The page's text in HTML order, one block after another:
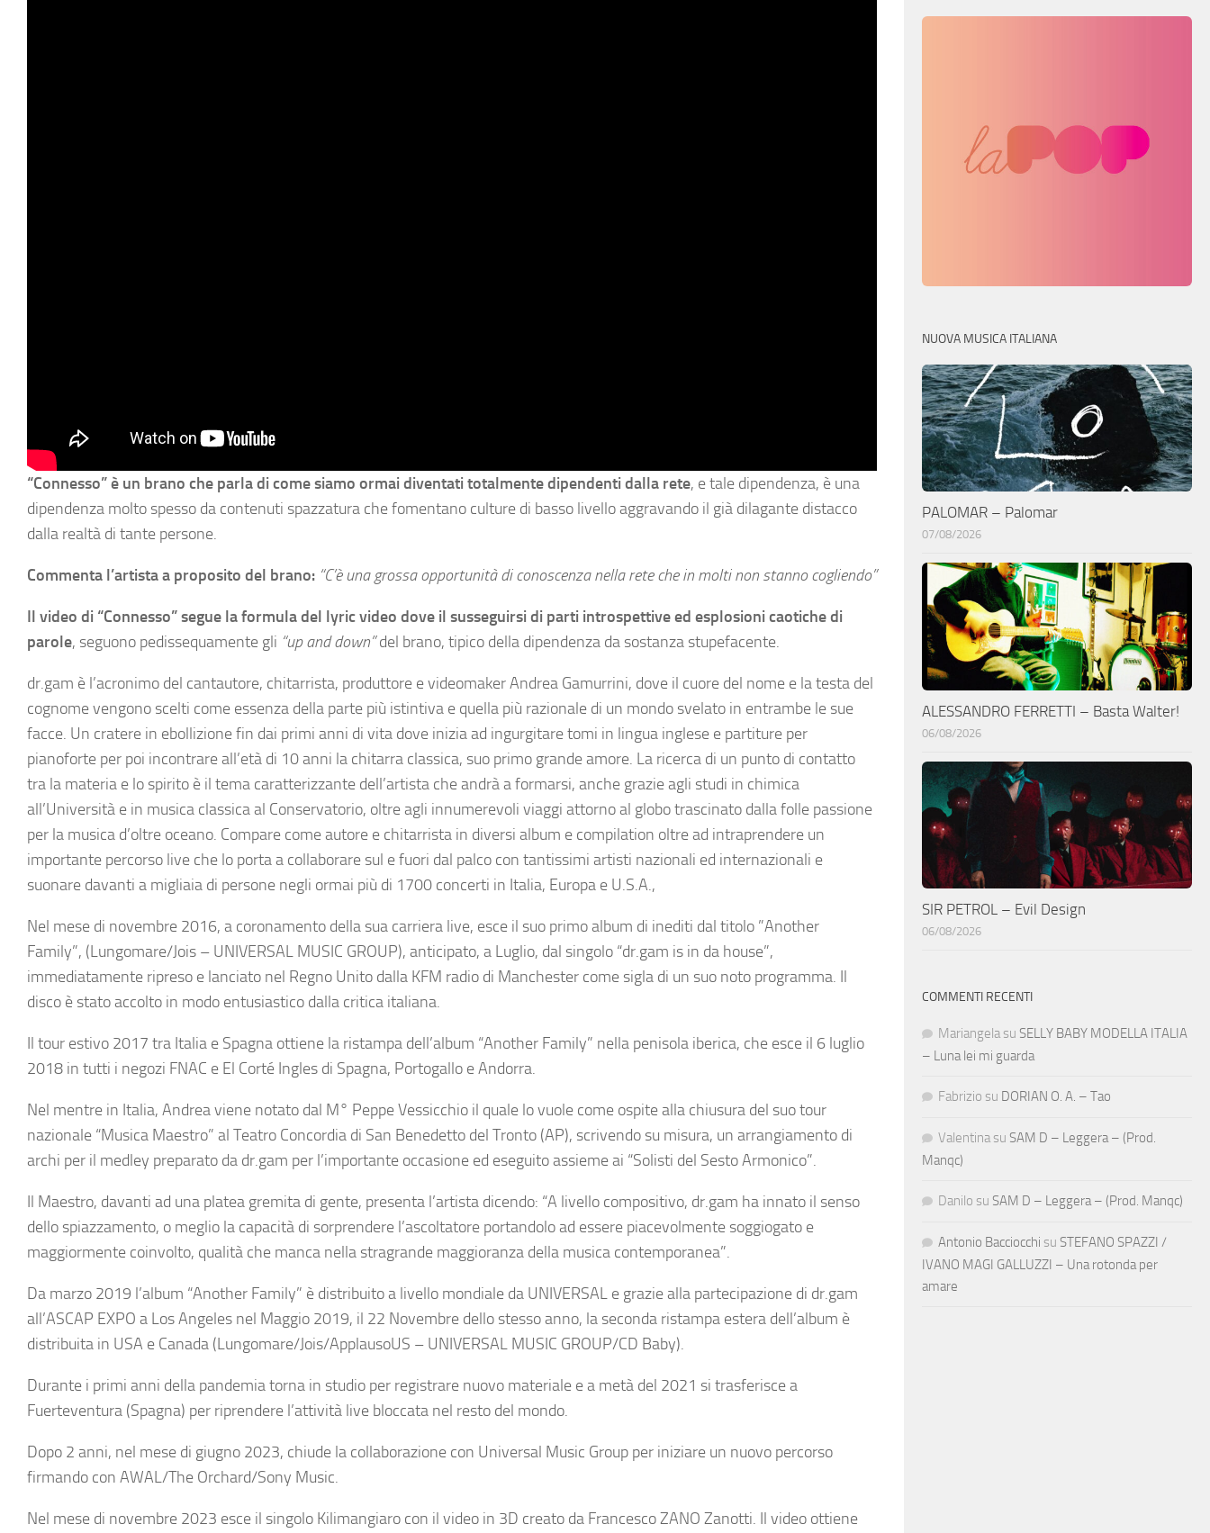
“Connesso” è un brano che parla di come siamo ormai diventati totalmente dipendenti dalla rete, e tale dipendenza, è una
dipendenza molto spesso da contenuti spazzatura che fomentano culture di basso livello aggravando il già dilagante distacco
dalla realtà di tante persone.
Commenta l’artista a proposito del brano: “C’è una grossa opportunità di conoscenza nella rete che in molti non stanno cogliendo”
Il video di “Connesso” segue la formula del lyric video dove il susseguirsi di parti introspettive ed esplosioni caotiche di
parole, seguono pedissequamente gli “up and down”del brano, tipico della dipendenza da sostanza stupefacente.
dr.gam è l’acronimo del cantautore, chitarrista, produttore e videomaker Andrea Gamurrini, dove il cuore del nome e la testa del
cognome vengono scelti come essenza della parte più istintiva e quella più razionale di un mondo svelato in entrambe le sue
facce. Un cratere in ebollizione fin dai primi anni di vita dove inizia ad ingurgitare tomi in lingua inglese e partiture per
pianoforte per poi incontrare all’età di 10 anni la chitarra classica, suo primo grande amore. La ricerca di un punto di contatto
tra la materia e lo spirito è il tema caratterizzante dell’artista che andrà a formarsi, anche grazie agli studi in chimica
all’Università e in musica classica al Conservatorio, oltre agli innumerevoli viaggi attorno al globo trascinato dalla folle passione
per la musica d’oltre oceano. Compare come autore e chitarrista in diversi album e compilation oltre ad intraprendere un
importante percorso live che lo porta a collaborare sul e fuori dal palco con tantissimi artisti nazionali ed internazionali e
suonare davanti a migliaia di persone negli ormai più di 1700 concerti in Italia, Europa e U.S.A.,
Nel mese di novembre 2016, a coronamento della sua carriera live, esce il suo primo album di inediti dal titolo ”Another
Family”, (Lungomare/Jois – UNIVERSAL MUSIC GROUP), anticipato, a Luglio, dal singolo “dr.gam is in da house”,
immediatamente ripreso e lanciato nel Regno Unito dalla KFM radio di Manchester come sigla di un suo noto programma. Il
disco è stato accolto in modo entusiastico dalla critica italiana.
Il tour estivo 2017 tra Italia e Spagna ottiene la ristampa dell’album “Another Family” nella penisola iberica, che esce il 6 luglio
2018 in tutti i negozi FNAC e El Corté Ingles di Spagna, Portogallo e Andorra.
Nel mentre in Italia, Andrea viene notato dal M° Peppe Vessicchio il quale lo vuole come ospite alla chiusura del suo tour
nazionale “Musica Maestro” al Teatro Concordia di San Benedetto del Tronto (AP), scrivendo su misura, un arrangiamento di
archi per il medley preparato da dr.gam per l’importante occasione ed eseguito assieme ai “Solisti del Sesto Armonico”.
Il Maestro, davanti ad una platea gremita di gente, presenta l’artista dicendo: “A livello compositivo, dr.gam ha innato il senso
dello spiazzamento, o meglio la capacità di sorprendere l’ascoltatore portandolo ad essere piacevolmente soggiogato e
maggiormente coinvolto, qualità che manca nella stragrande maggioranza della musica contemporanea”.
Da marzo 2019 l’album “Another Family” è distribuito a livello mondiale da UNIVERSAL e grazie alla partecipazione di dr.gam
all’ASCAP EXPO a Los Angeles nel Maggio 2019, il 22 Novembre dello stesso anno, la seconda ristampa estera dell’album è
distribuita in USA e Canada (Lungomare/Jois/ApplausoUS – UNIVERSAL MUSIC GROUP/CD Baby).
Durante i primi anni della pandemia torna in studio per registrare nuovo materiale e a metà del 2021 si trasferisce a
Fuerteventura (Spagna) per riprendere l’attività live bloccata nel resto del mondo.
Dopo 2 anni, nel mese di giugno 2023, chiude la collaborazione con Universal Music Group per iniziare un nuovo percorso
firmando con AWAL/The Orchard/Sony Music.
Nel mese di novembre 2023 esce il singolo Kilimangiaro con il video in 3D creato da Francesco ZANO Zanotti. Il video ottiene
NUOVA MUSICA ITALIANA
PALOMAR – Palomar
07/08/2026
ALESSANDRO FERRETTI – Basta Walter!
06/08/2026
SIR PETROL – Evil Design
06/08/2026
COMMENTI RECENTI
Mariangela su SELLY BABY MODELLA ITALIA
– Luna lei mi guarda
Fabrizio su DORIAN O. A. – Tao
Valentina su SAM D – Leggera – (Prod.
Manqc)
Danilo su SAM D – Leggera – (Prod. Manqc)
Antonio Bacciocchi su STEFANO SPAZZI /
IVANO MAGI GALLUZZI – Una rotonda per
amare